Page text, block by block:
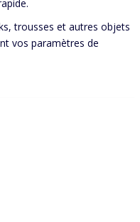
trousses et autres objets
vos paramètres de